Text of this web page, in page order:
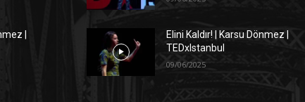
|
Elini Kaldır! | Karsu Dönmez |
TEDxIstanbul
09/06/2025